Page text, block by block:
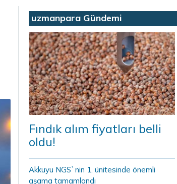
uzmanpara Gündemi
Fındık alım fiyatları belli
oldu!
Akkuyu NGS`nin 1. ünitesinde önemli
aşama tamamlandı